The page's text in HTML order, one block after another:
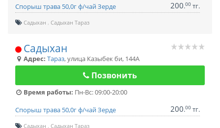
Спорыш трава 50,0г ф/чай Зерде
200.00 тг.
Садыхан Садыхан Тараз
Садыхан
Адрес: Тараз,улица Казыбек би, 144А
Позвонить
Время работы: Пн-Вс: 09:00-20:00
Спорыш трава 50,0г ф/чай Зерде
200.00 тг.
Садыхан Садыхан Тараз